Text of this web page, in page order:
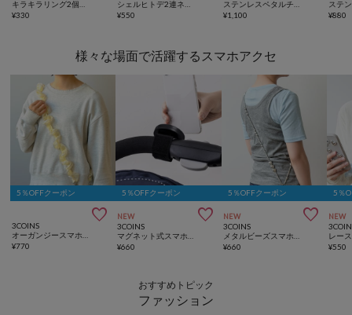
¥330
¥550
¥1,100 ¥880
様々な場面で活躍するスマホアクセ
5％OFFクーポン

3COINS
¥770
5％OFFクーポン
NEW 
3COINS
¥660
5％OFFクーポン
NEW 
3COINS
¥660
5％
NEW
¥550
おすすめトピック
ファッション